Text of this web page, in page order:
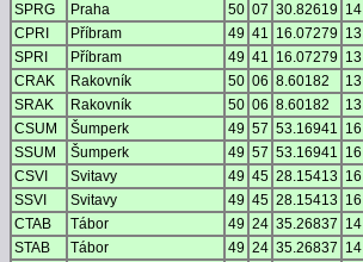
SPRG
Praha 50 07 30.82619 14
CPRI
Příbram 49 41 16.07279 13
SPRI
Příbram 49 41 16.07279 13
CRAK
Rakovník 50 06 8.60182 13
SRAK
Rakovník 50 06 8.60182 13
CSUM
Šumperk 49 57 53.16941 16
SSUM
Šumperk 49 57 53.16941 16
CSVI
Svitavy 49 45 28.15413 16
SSVI
Svitavy 49 45 28.15413 16
CTAB
Tábor 49 24 35.26837 14
STAB
Tábor 49 24 35.26837 14